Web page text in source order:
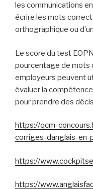
les communications
écrire les mots
orthographique ou
Le score du test
pourcentage de mots
employeurs peuvent
évaluer la
pour prendre des
https://qcm-
corriges-danglais-en-
https://
https://